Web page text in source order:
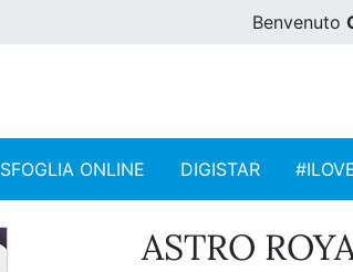
Benvenuto
SFOGLIA ONLINE DIGISTAR
ASTRO